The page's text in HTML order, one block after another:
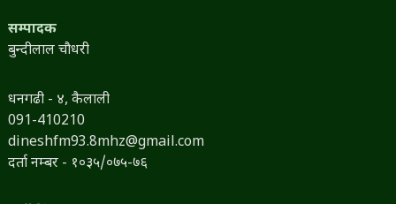
सम्पादक
बुन्दीलाल चौधरी
धनगढी - ४, कैलाली
091-410210
dineshfm93.8mhz@gmail.com
दर्ता नम्बर - १०३५/०७५-७६